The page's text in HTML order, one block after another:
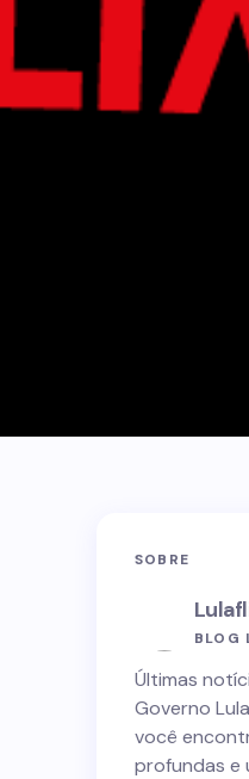
SOBRE
BLOG
Últimas
Governo
você
profundas e